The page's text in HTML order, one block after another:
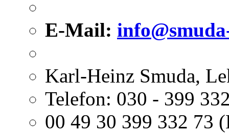
E-Mail:
Karl-Heinz Smuda,
Telefon: 030 - 399
00 49 30 399 332 73